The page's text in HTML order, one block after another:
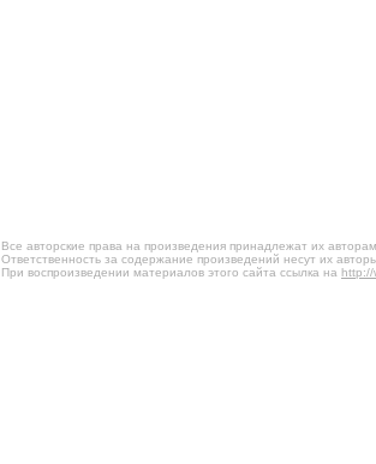
Все авторские права на произведения принадлежат их
Ответственность за содержание произведений несут их
При воспроизведении материалов этого сайта ссылка на http://